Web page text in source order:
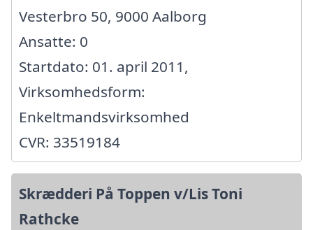
Vesterbro 50, 9000 Aalborg
Ansatte: 0
Startdato: 01. april 2011,
Virksomhedsform:
Enkeltmandsvirksomhed
CVR: 33519184
Skrædderi På Toppen v/Lis Toni
Rathcke